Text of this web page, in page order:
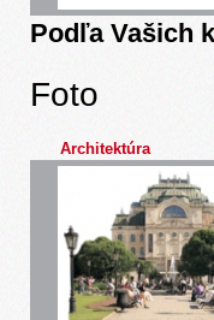
Podľa Vašich
Foto
Architektúra